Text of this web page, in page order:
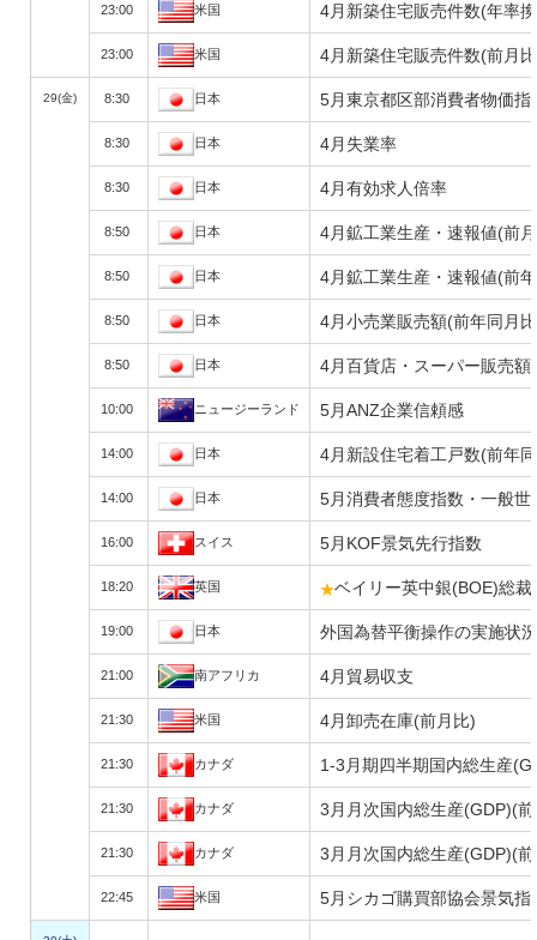
23:00 米国 4月新築住宅販売件数(年率
23:00 米国 4月新築住宅販売件数(前月
29(金) 8:30 日本 5月東京都区部消費者物価
8:30 日本 4月失業率
8:30 日本 4月有効求人倍率
8:50 日本 4月鉱工業生産・速報値(前
8:50 日本 4月鉱工業生産・速報値(前
8:50 日本 4月小売業販売額(前年同月
8:50 日本 4月百貨店・スーパー販売
10:00 ニュージーランド 5月ANZ企業信頼感
14:00 日本 4月新設住宅着工戸数(前年
14:00 日本 5月消費者態度指数・一般
16:00 スイス 5月KOF景気先行指数
18:20 英国 ベイリー英中銀(BOE)総
19:00 日本 外国為替平衡操作の実施状
21:00 南アフリカ 4月貿易収支
21:30 米国 4月卸売在庫(前月比)
21:30 カナダ 1-3月期四半期国内総生産
21:30 カナダ 3月月次国内総生産(GDP)(
21:30 カナダ 3月月次国内総生産(GDP)(
22:45 米国 5月シカゴ購買部協会景気